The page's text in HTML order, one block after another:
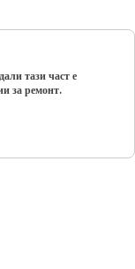
тази част е
за ремонт.